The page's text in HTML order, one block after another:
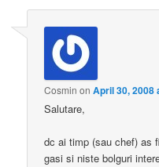
Cosmin onApril 30, 2008
Salutare,
dc ai timp (sau chef) as
gasi si niste bolguri